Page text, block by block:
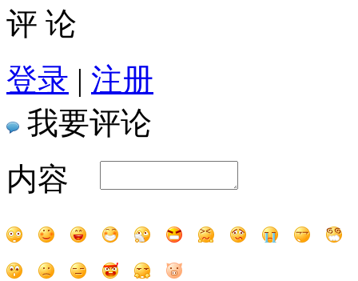
评 论
登录 | 注册
我要评论
内容